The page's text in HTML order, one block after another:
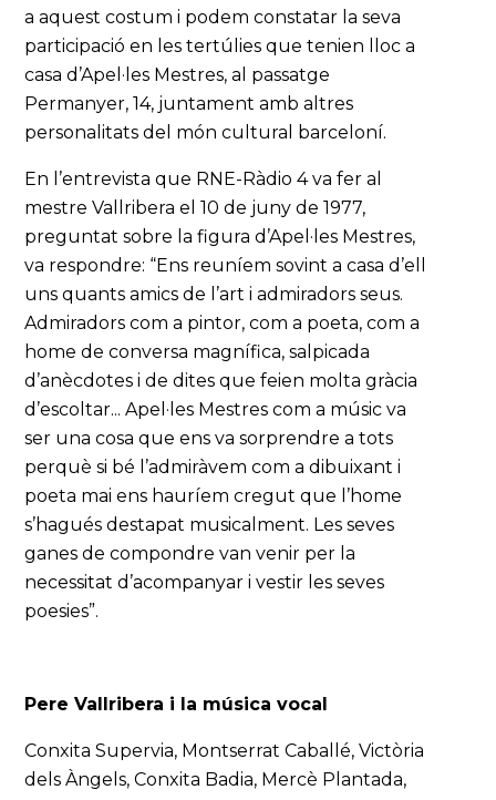
a aquest costum i podem constatar la seva
participació en les tertúlies que tenien lloc a
casa d’Apel·les Mestres, al passatge
Permanyer, 14, juntament amb altres
personalitats del món cultural barceloní.
En l’entrevista que RNE-Ràdio 4 va fer al
mestre Vallribera el 10 de juny de 1977,
preguntat sobre la figura d’Apel·les Mestres,
va respondre: “Ens reuníem sovint a casa d’ell
uns quants amics de l’art i admiradors seus.
Admiradors com a pintor, com a poeta, com a
home de conversa magnífica, salpicada
d’anècdotes i de dites que feien molta gràcia
d’escoltar... Apel·les Mestres com a músic va
ser una cosa que ens va sorprendre a tots
perquè si bé l’admiràvem com a dibuixant i
poeta mai ens hauríem cregut que l’home
s’hagués destapat musicalment. Les seves
ganes de compondre van venir per la
necessitat d’acompanyar i vestir les seves
poesies”.
Pere Vallribera i la música vocal
Conxita Supervia, Montserrat Caballé, Victòria
dels Àngels, Conxita Badia, Mercè Plantada,